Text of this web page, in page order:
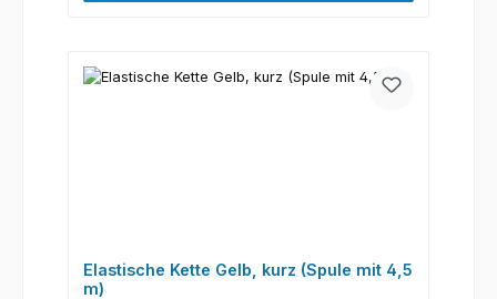
Elastische Kette Gelb, kurz (Spule mit 4,5
m)